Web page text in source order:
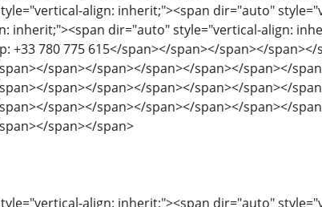
align: inherit;"><span dir="auto"
inherit;"><span dir="auto" style="vertical-align:
+33 780 775 615</span></span></span></
span></span></span></span></span></
span></span></span></span></span></
span></span></span></span></span></
span></span>
align: inherit;"><span dir="auto"